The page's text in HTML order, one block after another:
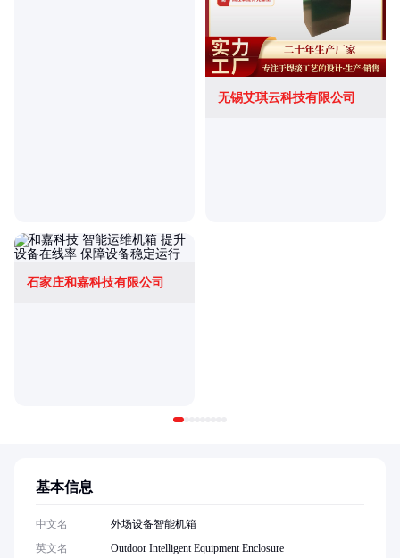
无锡艾琪云科技有限公司
石家庄和嘉科技有限公司
基本信息
中文名
外场设备智能机箱
英文名
Outdoor Intelligent Equipment Enclosure